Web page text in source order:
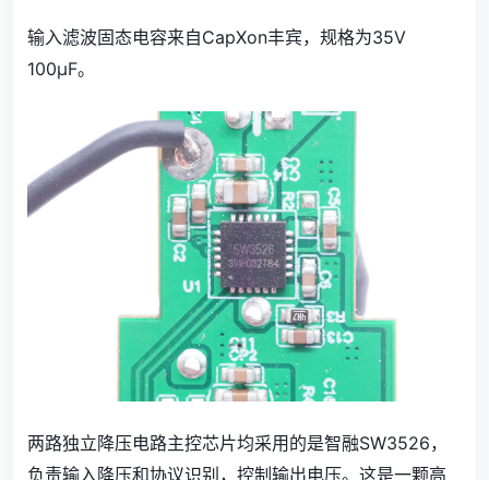
输入滤波固态电容来自CapXon丰宾，规格为35V
100μF。
两路独立降压电路主控芯片均采用的是智融SW3526，
负责输入降压和协议识别，控制输出电压。这是一颗高